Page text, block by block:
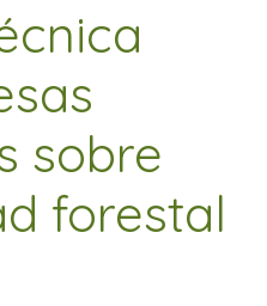
sobre
forestal